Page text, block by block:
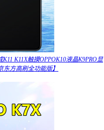
K11X触摸OPPOK10液晶K9PRO显
东方高刷全功能版】